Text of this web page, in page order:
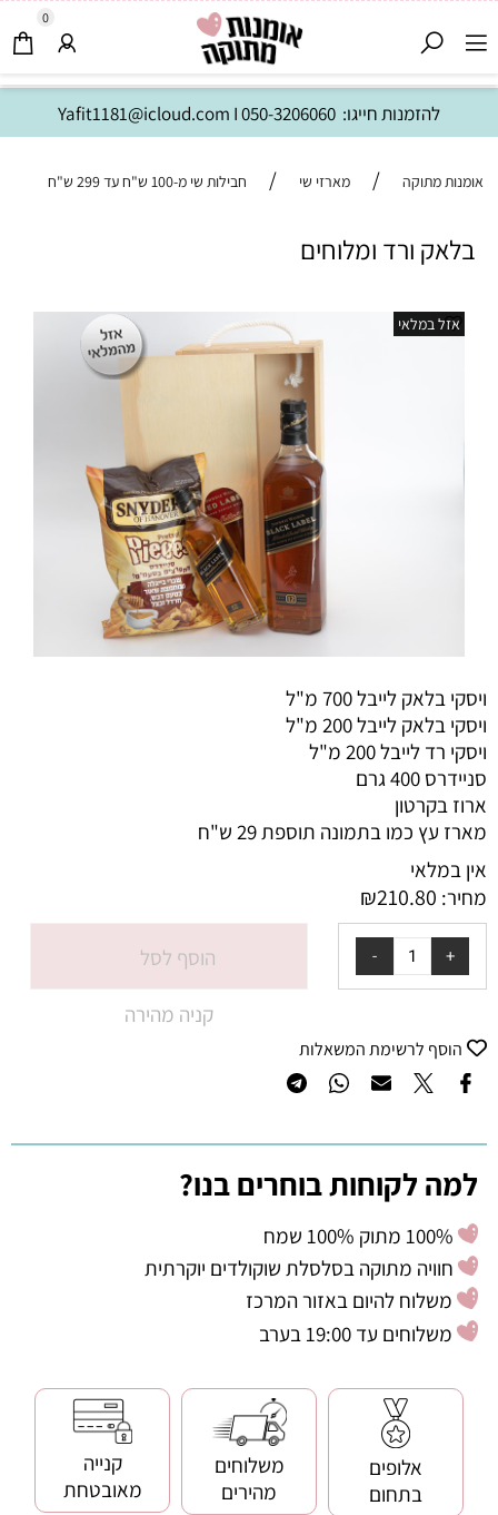
להזמנות חייגו: Yafit1181@icloud.com I050-3206060
0
אומנות מתוקה / מארזי שי / חבילות שי מ-100 ש"ח עד 299 ש"ח
בלאק ורד ומלוחים
אזל במלאי
ויסקי בלאק לייבל 700 מ"ל
ויסקי בלאק לייבל 200 מ"ל
ויסקי רד לייבל 200 מ"ל
סניידרס 400 גרם
ארוז בקרטון
מארז עץ כמו בתמונה תוספת 29 ש"ח
אין במלאי
מחיר:
₪210.80
הוסף לסל
קניה מהירה
הוסף לרשימת המשאלות
למה לקוחות בוחרים בנו?
חוויה מתוקה בסלסלת שוקולדים יוקרתית
משלוח להיום באזור המרכז
משלוחים עד 19:00 בערב
אלופים
בתחום
משלוחים
מהירים
קנייה
מאובטחת